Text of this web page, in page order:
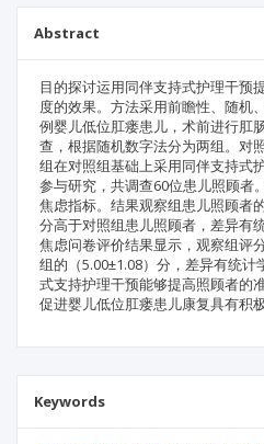
Abstract
目的探讨运用同伴支持式护理干预
度的效果。方法采用前瞻性、随机
例婴儿低位肛瘘患儿，术前进行肛
查，根据随机数字法分为两组。对
组在对照组基础上采用同伴支持式
参与研究，共调查60位患儿照顾者
焦虑指标。结果观察组患儿照顾者
分高于对照组患儿照顾者，差异有
焦虑问卷评价结果显示，观察组评
组的（5.00±1.08）分，差异有统
式支持护理干预能够提高照顾者的
促进婴儿低位肛瘘患儿康复具有积极
Keywords